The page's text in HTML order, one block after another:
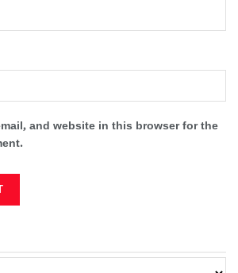
and website in this browser for the